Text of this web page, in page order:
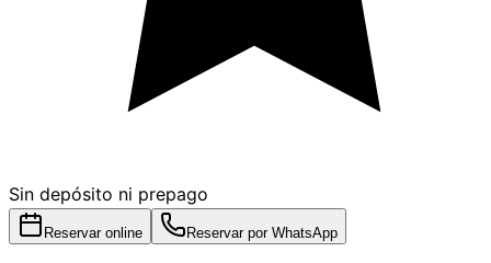
Sin depósito ni prepago
Reservar online Reservar por WhatsApp